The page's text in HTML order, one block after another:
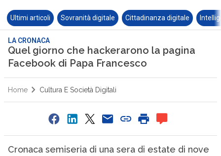
Ultimi articoli Sovranità digitale Cittadinanza digitale
LA CRONACA
Quel giorno che hackerarono la pagina
Facebook di Papa Francesco
Home Cultura E Società Digitali
Cronaca semiseria di una sera di estate di nove